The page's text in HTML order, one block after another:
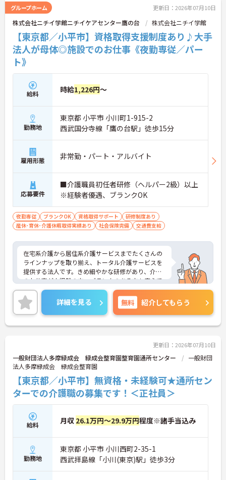
「保育利用手当」など、仕事と子育ての両立を強力
にバックアップしています。 また、資格取得を目指
せる支援制度（会社負担やキャッシュバック）が整
っており、スキルアップやキャリアアップ（サービ
ス提供責任者、管理者など）に向けた段階的な研修
も豊富です。日々の頑張りは手当や賃金制度でしっ
かりと評価されるため、高いモチベーションを保ち
ながら長く安心して働ける環境です。
＜家庭的で温かい！少人数のグループホーム＞家庭
的な雰囲気の中で、お一人おひとりに寄り添ったケ
アができるのが魅力です。認知症の方を対象として
いますが、介護度はお客様によって様々。食事や入
浴、排泄などの日常生活を支援しながら、まるで家
族のように温かい時間を共有できます。「流れ作業
ではなく、じっくりと人と向き合いたい」という方
にぴったりの環境です。
＜手厚い指導と資格支援＞入社後は2週間程度の研
リアアップ制度や、就業後の資格取得を積極的にサ
ポートする体制が整っています。
＜大手・日本生命グループだからこその安定感＞
「全国約1,900カ所を展開し、日本生命グループに
加わった大手企業ならではのコンプライアンスと福
利厚生の充実度が安心の決め手です。基本給に加え
て最大2万円の勤続年数手当や、早朝・夜間・深夜
手当等も支給されるので頑張りが収入に直結しま
す。退職金や退職慰労金制度も整っているため、年
齢を重ねても将来の不安を感じることなく、長く腰
を据えて働き続けられる環境です。
グループホーム 更新日：2026年07月10日
株式会社ニチイ学館ニチイケアセンター鷹の台 株式会社ニチイ学館
【東京都／小平市】資格取得支援制度あり♪大手
法人が母体◎施設でのお仕事《夜勤専従／パー
ト》
給料 時給1,226円～
勤務地
東京都 小平市 小川町1-915-2
西武国分寺線「鷹の台駅」徒歩15分
雇用形態 非常勤・パート・アルバイト
応募要件
■介護職員初任者研修（ヘルパー2級）以上
※経験者優遇、ブランクOK
夜勤専従 ブランクOK 資格取得サポート
研修制度あり
産休･育休･介護休暇取得実績あり
社会保険完備 交通費支給
在宅系介護から居住系介護サービスまでたくさんの
ラインナップを取り揃え、トータル介護サービスを
提供する法人です。きめ細やかな研修があり、介護
のお仕事が未経験の方、ブランクのある方も安心で
す。ご興味ある方には、面接対策ポイントなど、さ
らに詳細をお話しいたしますのでお気軽にご相談く
ださい！
詳細を見る 無料 紹介してもらう
更新日：2026年07月10日
一般財団法人多摩緑成会 緑成会整育園整育園通所センター
一般財団
法人多摩緑成会 緑成会整育園
【東京都／小平市】無資格・未経験可★通所セン
ターでの介護職の募集です！＜正社員＞
給料 月収 26.1万円～29.9万円程度※諸手当込み
勤務地
東京都 小平市 小川西町2-35-1
西武拝島線「小川(東京)駅」徒歩3分